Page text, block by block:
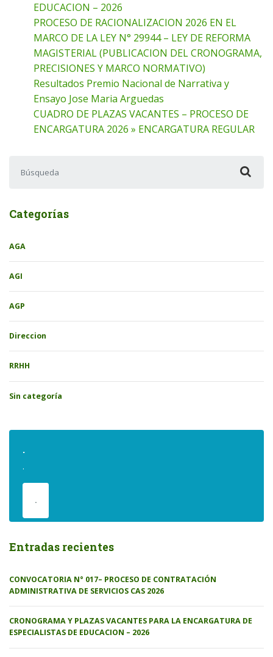
EDUCACION – 2026
PROCESO DE RACIONALIZACION 2026 EN EL
MARCO DE LA LEY N° 29944 – LEY DE REFORMA
MAGISTERIAL (PUBLICACION DEL CRONOGRAMA,
PRECISIONES Y MARCO NORMATIVO)
Resultados Premio Nacional de Narrativa y
Ensayo Jose Maria Arguedas
CUADRO DE PLAZAS VACANTES – PROCESO DE
ENCARGATURA 2026 » ENCARGATURA REGULAR
Categorías
AGA
AGI
AGP
Direccion
RRHH
Sin categoría
.
.
.
Entradas recientes
CONVOCATORIA N° 017– PROCESO DE CONTRATACIÓN
ADMINISTRATIVA DE SERVICIOS CAS 2026
CRONOGRAMA Y PLAZAS VACANTES PARA LA ENCARGATURA DE
ESPECIALISTAS DE EDUCACION – 2026